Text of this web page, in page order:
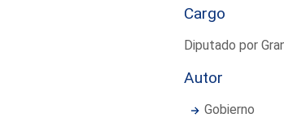
Cargo
Diputado por
Autor
Gobierno